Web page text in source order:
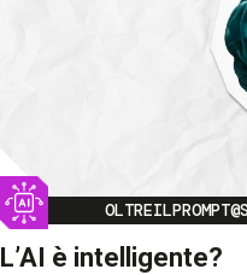
Image
L’AI è intelligente?